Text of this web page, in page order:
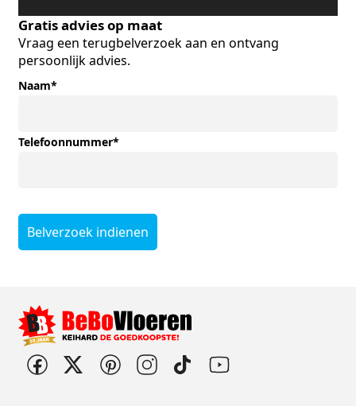
Gratis advies op maat
Vraag een terugbelverzoek aan en ontvang
persoonlijk advies.
Naam*
Telefoonnummer*
Belverzoek indienen